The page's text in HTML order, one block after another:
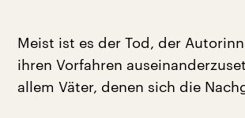
Meist ist es der Tod, der
ihren Vorfahren
allem Väter, denen sich die